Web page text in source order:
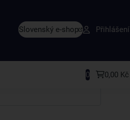
Slovenský e-shop Přihlášení
0 0,00 Kč